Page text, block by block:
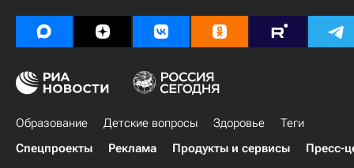
Образование Детские вопросы Здоровье
Теги
Спецпроекты
Реклама Продукты и сервисы Пресс-